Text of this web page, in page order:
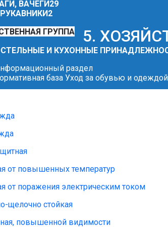
ВАЧЕГИ29
2
5.
И КУХОННЫЕ
раздел
база Уход за обувью и одеждой
от повышенных температур
от поражения электрическим током
щелочно стойкая
повышенной видимости